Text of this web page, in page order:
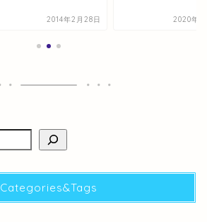
2014年2月28日 2020年4
Categories&Tags